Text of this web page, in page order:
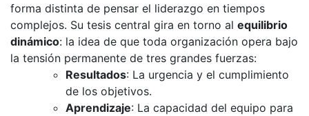
forma distinta de pensar el liderazgo en tiempos
complejos. Su tesis central gira en torno al equilibrio
dinámico: la idea de que toda organización opera bajo
la tensión permanente de tres grandes fuerzas:
Resultados: La urgencia y el cumplimiento
de los objetivos.
Aprendizaje: La capacidad del equipo para